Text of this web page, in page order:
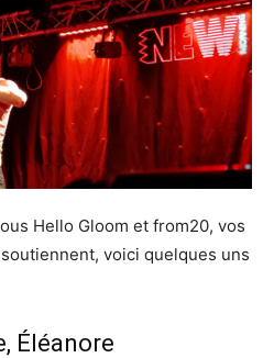
Hello Gloom et from20, vos
voici quelques uns
Éléanore